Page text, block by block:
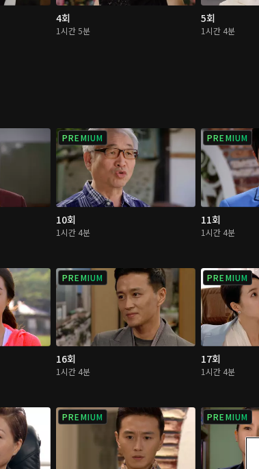
4회
1시간 5분
5회
1시간 4분
PREMIUM
10회
1시간 4분
PREMIUM
11회
1시간 4분
PREMIUM
16회
1시간 4분
PREMIUM
17회
1시간 4분
PREMIUM PREMIUM